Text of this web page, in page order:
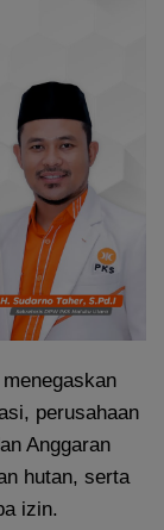
perusahaan
Anggaran
hutan, serta
izin.